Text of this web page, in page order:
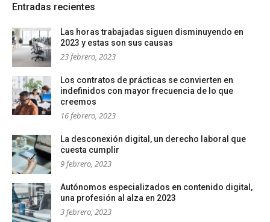
Entradas recientes
Las horas trabajadas siguen disminuyendo en
2023 y estas son sus causas
23 febrero, 2023
Los contratos de prácticas se convierten en
indefinidos con mayor frecuencia de lo que
creemos
16 febrero, 2023
La desconexión digital, un derecho laboral que
cuesta cumplir
9 febrero, 2023
Autónomos especializados en contenido digital,
una profesión al alza en 2023
3 febrero, 2023